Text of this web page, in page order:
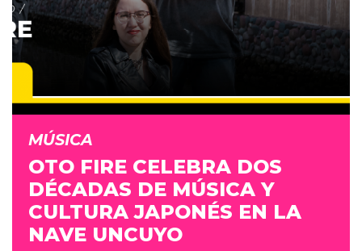
MÚSICA
OTO FIRE CELEBRA DOS
DÉCADAS DE MÚSICA Y
CULTURA JAPONÉS EN LA
NAVE UNCUYO